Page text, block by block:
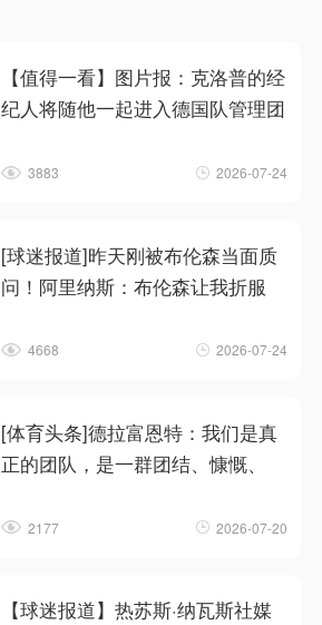
【值得一看】图片报：克洛普的经
纪人将随他一起进入德国队管理团
3883 2026-07-24
[球迷报道]昨天刚被布伦森当面质
问！阿里纳斯：布伦森让我折服
4668 2026-07-24
[体育头条]德拉富恩特：我们是真
正的团队，是一群团结、慷慨、
2177 2026-07-20
【球迷报道】热苏斯·纳瓦斯社媒